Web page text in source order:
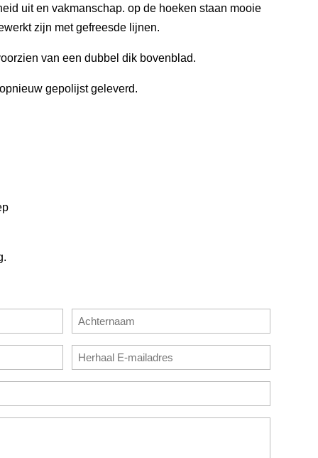
uit en vakmanschap. op de hoeken staan mooie
zijn met gefreesde lijnen.
van een dubbel dik bovenblad.
gepolijst geleverd.
Achternaam
E-
bevestigen